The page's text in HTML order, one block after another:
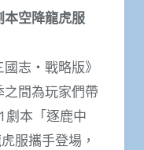
本空降龍虎服
志・戰略版》
間為玩家們帶
劇本「逐鹿中
服攜手登場，